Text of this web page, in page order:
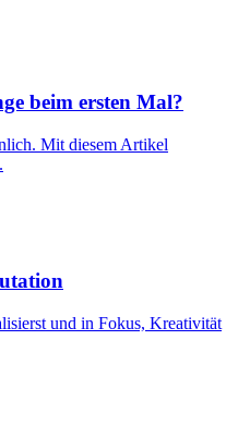
beim ersten Mal?
Mit diesem Artikel
und in Fokus, Kreativität